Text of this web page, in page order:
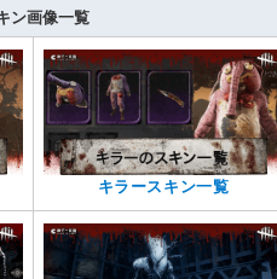
ン画像一覧
キラースキン一覧